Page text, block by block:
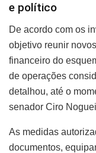
e político
De acordo com os
objetivo reunir
financeiro do
de operações
detalhou, até o
senador Ciro
As medidas
documentos,